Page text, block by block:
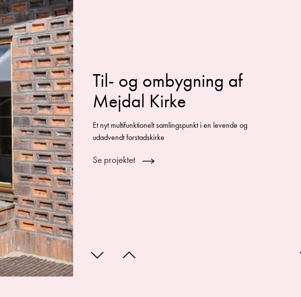
Til- og ombygning af
Mejdal Kirke
Et nyt multifunktionelt samlingspunkt i en levende og
udadvendt forstadskirke
Se projektet